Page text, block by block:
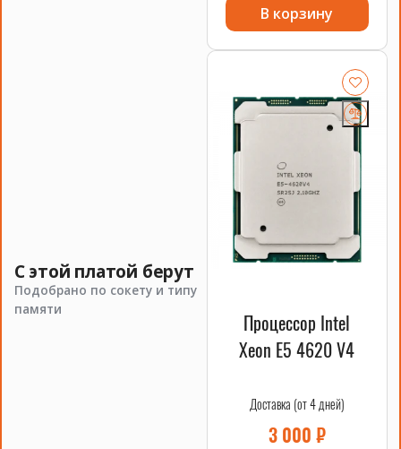
Процессоры Xeon E5-2679 v4 — это сердце вашего мощного
компьютера. Они обеспечивают высокую
производительность и стабильность работы даже при
максимальных нагрузках. Эти процессоры идеально
подходят для серверной сборки и выполнения сложных
Основные характеристики процессоров Xeon E5-2679 v4:
ОПИСАНИЕ
Тактовая частота 2.50 GHz
С этой платой берут
Подобрано по сокету и типу
памяти
В корзину
Процессор Intel
Xeon E5 4620 V4
Доставка (от 4 дней)
3 000 ₽